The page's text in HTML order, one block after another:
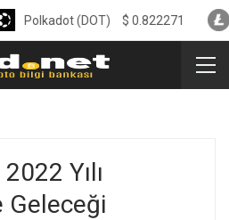
Yılı
Geleceği
(DOT) $0.822271